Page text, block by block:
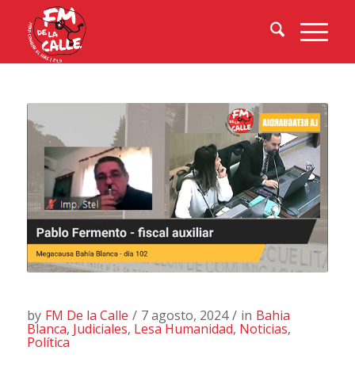
by FM De la Calle / 7 agosto, 2024 / in Bahia
Blanca, Judiciales, Lesa Humanidad, Noticias,
Política